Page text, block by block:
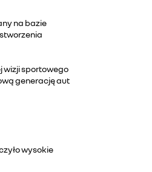
na bazie
wizji sportowego
generację aut
wysokie